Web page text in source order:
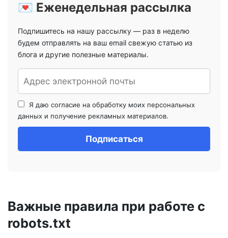
💌 Еженедельная рассылка
Подпишитесь на нашу рассылку — раз в неделю
будем отправлять на ваш email свежую статью из
блога и другие полезные материалы.
Я даю согласие на обработку моих персональных
данных и получение рекламных материалов.
Важные правила при работе с
robots.txt